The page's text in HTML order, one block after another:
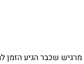
שכבר הגיע הזמן